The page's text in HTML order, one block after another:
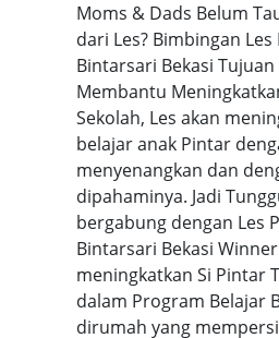
Moms & Dads Belum
dari Les? Bimbingan
Bintarsari Bekasi
Membantu
Sekolah, Les akan
belajar anak Pintar
menyenangkan dan
dipahaminya. Jadi
bergabung dengan Les
Bintarsari Bekasi
meningkatkan Si Pintar
dalam Program Belajar
dirumah yang